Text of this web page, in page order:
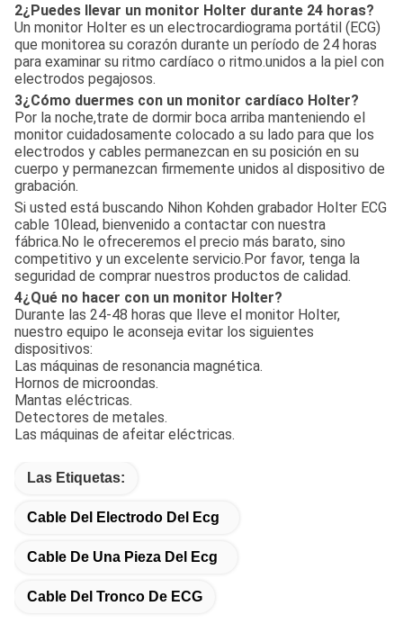
2¿Puedes llevar un monitor Holter durante 24 horas?
Un monitor Holter es un electrocardiograma portátil (ECG)
que monitorea su corazón durante un período de 24 horas
para examinar su ritmo cardíaco o ritmo.unidos a la piel con
electrodos pegajosos.
3¿Cómo duermes con un monitor cardíaco Holter?
Por la noche,trate de dormir boca arriba manteniendo el
monitor cuidadosamente colocado a su lado para que los
electrodos y cables permanezcan en su posición en su
cuerpo y permanezcan firmemente unidos al dispositivo de
grabación.
Si usted está buscando Nihon Kohden grabador Holter ECG
cable 10lead, bienvenido a contactar con nuestra
fábrica.No le ofreceremos el precio más barato, sino
competitivo y un excelente servicio.Por favor, tenga la
seguridad de comprar nuestros productos de calidad.
4¿Qué no hacer con un monitor Holter?
Durante las 24-48 horas que lleve el monitor Holter,
nuestro equipo le aconseja evitar los siguientes
dispositivos:
Las máquinas de resonancia magnética.
Hornos de microondas.
Mantas eléctricas.
Detectores de metales.
Las máquinas de afeitar eléctricas.
Las Etiquetas:
Cable Del Electrodo Del Ecg
Cable De Una Pieza Del Ecg
Cable Del Tronco De ECG